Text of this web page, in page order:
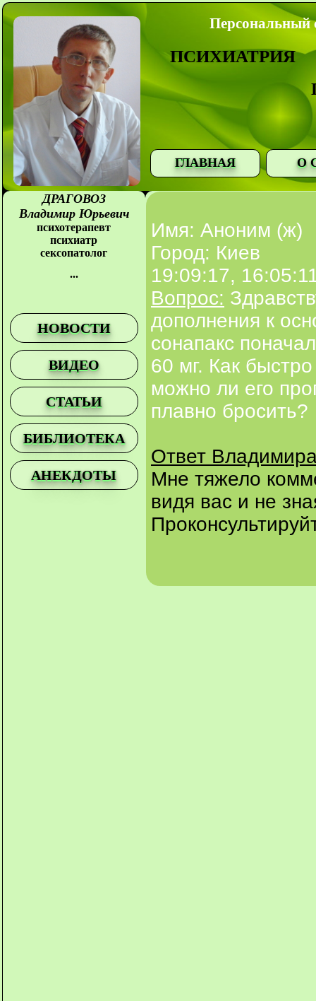
Персональный
ПСИХИАТРИЯ
ГЛАВНАЯ О
ДРАГОВОЗ
Владимир Юрьевич
психотерапевт
психиатр
сексопатолог
...
НОВОСТИ
ВИДЕО
СТАТЬИ
БИБЛИОТЕКА
АНЕКДОТЫ
Имя: Аноним (ж)
Город: Киев
19:09:17,
Вопрос:
дополнения к
сонапакс
60 мг. Как
можно ли его
плавно бросить?
Ответ
Мне тяжело
видя вас и не